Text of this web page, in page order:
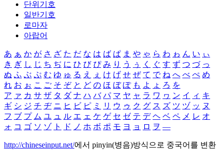
단위기호
일반기호
로마자
아랍어
あ ぁ か が さ ざ た だ な は ば ぱ ま や ゃ ら わ ゎ ん い ぃ
き ぎ し じ ち ぢ に ひ び ぴ み り う ぅ く ぐ す ず つ づ っ
ぬ ふ ぶ ぷ む ゆ ゅ る え ぇ け げ せ ぜ て で ね へ べ ぺ め
れ お ぉ こ ご そ ぞ と ど の ほ ぼ ぽ も よ ょ ろ を
ア ァ カ サ ザ タ ダ ナ ハ バ パ マ ヤ ャ ラ ワ ヮ ン イ ィ キ
ギ シ ジ チ ヂ ニ ヒ ビ ピ ミ リ ウ ゥ ク グ ス ズ ツ ヅ ッ ヌ
フ ブ プ ム ユ ュ ル エ ェ ケ ゲ セ ゼ テ デ ヘ ベ ペ メ レ オ
ォ コ ゴ ソ ゾ ト ド ノ ホ ボ ポ モ ヨ ョ ロ ヲ ―
http://chineseinput.net/에서 pinyin(병음)방식으로 중국어를 변환